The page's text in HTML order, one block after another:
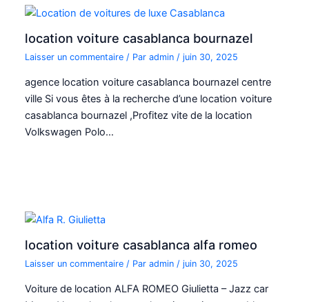
location voiture casablanca bournazel
Laisser un commentaire / Paradmin /juin 30, 2025
agence location voiture casablanca bournazel centre
ville Si vous êtes à la recherche d’une location voiture
casablanca bournazel ,Profitez vite de la location
Volkswagen Polo…
location voiture casablanca alfa romeo
Laisser un commentaire / Paradmin /juin 30, 2025
Voiture de location ALFA ROMEO Giulietta – Jazz car